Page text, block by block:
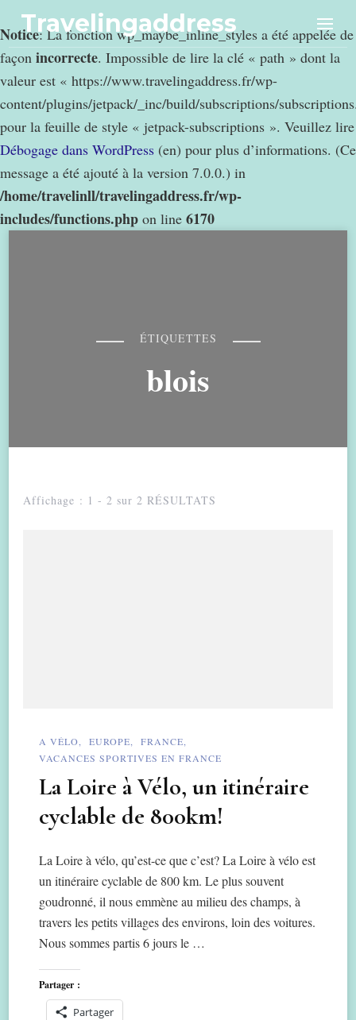
Notice: La fonction wp_maybe_inline_styles a été appelée de
façon incorrecte. Impossible de lire la clé « path » dont la
valeur est « https://www.travelingaddress.fr/wp-
content/plugins/jetpack/_inc/build/subscriptions/
pour la feuille de style « jetpack-subscriptions ». Veuillez lire
Débogage dans WordPress (en) pour plus d’informations. (Ce
message a été ajouté à la version 7.0.0.) in
/home/travelinll/travelingaddress.fr/wp-
includes/functions.php on line 6170
Travelingaddress
ÉTIQUETTES
blois
Affichage : 1 - 2 sur 2 RÉSULTATS
A VÉLO EUROPE
FRANCE
VACANCES SPORTIVES EN FRANCE
La Loire à Vélo, un itinéraire
cyclable de 800km!
La Loire à vélo, qu’est-ce que c’est? La Loire à vélo est
un itinéraire cyclable de 800 km. Le plus souvent
goudronné, il nous emmène au milieu des champs, à
travers les petits villages des environs, loin des voitures.
Nous sommes partis 6 jours le …
Partager :
Partager